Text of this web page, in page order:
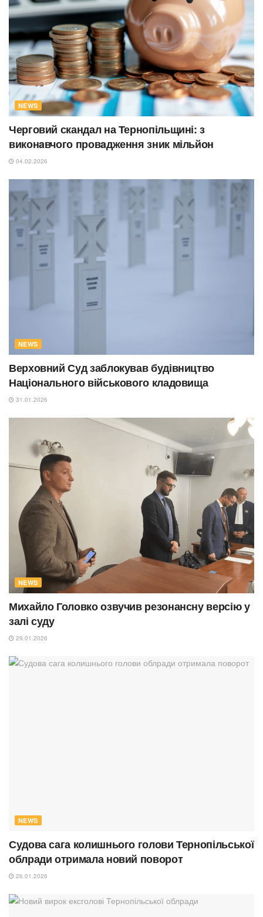
NEWS
Черговий скандал на Тернопільщині: з
виконaвчого провaдження зник мільйон
04.02.2026
NEWS
Верховний Суд заблокував будівництво
Національного військового кладовища
31.01.2026
NEWS
Михайло Головко озвучив резонансну версію у
залі суду
29.01.2026
NEWS
Судова сага колишнього голови Тернопільської
облради отримала новий поворот
26.01.2026